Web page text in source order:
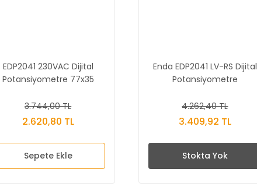
EDP2041 230VAC Dijital
Potansiyometre 77x35
3.744,00 TL
2.620,80 TL
Sepete Ekle
Enda EDP2041 LV-RS Dijital
Potansiyometre
4.262,40 TL
3.409,92 TL
Stokta Yok